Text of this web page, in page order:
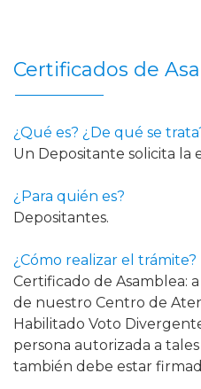
Certificados de
¿Qué es? ¿De qué se
Un Depositante solicita la
¿Para quién es?
Depositantes.
¿Cómo realizar el trámite?
Certificado de Asamblea:
de nuestro Centro de
Habilitado Voto
persona autorizada a
también debe estar